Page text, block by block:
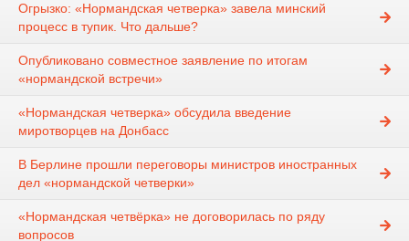
Огрызко: «Нормандская четверка» завела минский
процесс в тупик. Что дальше?
Опубликовано совместное заявление по итогам
«нормандской встречи»
«Нормандская четверка» обсудила введение
миротворцев на Донбасс
В Берлине прошли переговоры министров иностранных
дел «нормандской четверки»
«Нормандская четвёрка» не договорилась по ряду
вопросов